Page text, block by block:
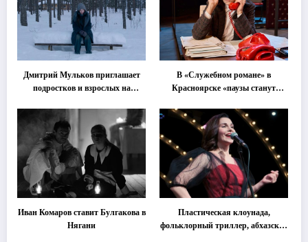
Дмитрий Мульков приглашает
подростков и взрослых на
В «Служебном романе» в
Красноярске «паузы станут
Иван Комаров ставит Булгакова в
Нягани
Пластическая клоунада,
фольклорный триллер, абхазская